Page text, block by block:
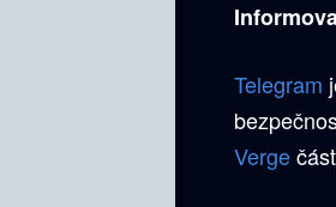
Telegram
Verge